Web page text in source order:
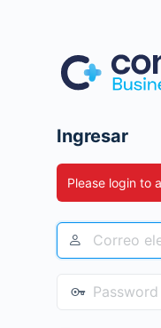
Ingresar
Please login to